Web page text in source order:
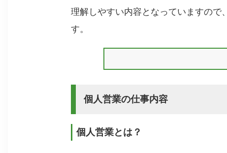
理解しやすい内容となっていますので
す。
個人営業の仕事内容
個人営業とは？